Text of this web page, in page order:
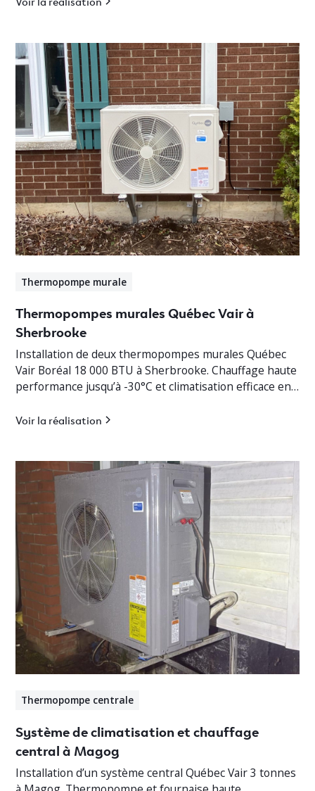
Thermopompe murale
Thermopompes murales Québec Vair à
Sherbrooke
Installation de deux thermopompes murales Québec
Vair Boréal 18 000 BTU à Sherbrooke. Chauffage haute
performance jusqu’à -30°C et climatisation efficace en
Voir la réalisation
Thermopompe centrale
Système de climatisation et chauffage
central à Magog
Installation d’un système central Québec Vair 3 tonnes